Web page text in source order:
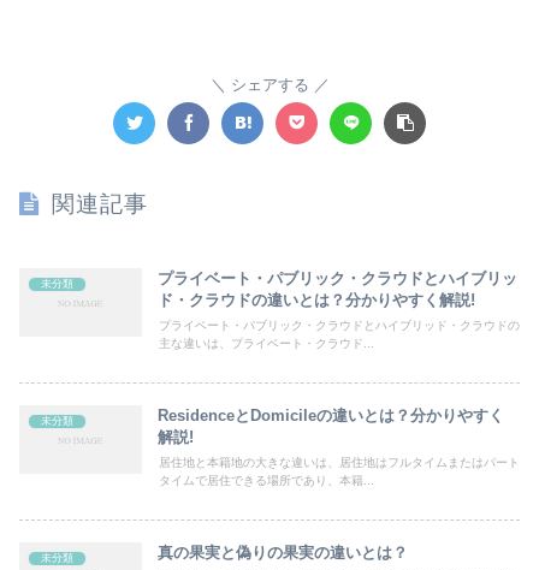
シェアする
関連記事
未分類
プライベート・パブリック・クラウドとハイブリッ
ド・クラウドの違いとは？分かりやすく解説!
プライベート・パブリック・クラウドとハイブリッド・クラウドの
主な違いは、プライベート・クラウド...
未分類
ResidenceとDomicileの違いとは？分かりやすく
解説!
居住地と本籍地の大きな違いは、居住地はフルタイムまたはパート
タイムで居住できる場所であり、本籍...
未分類 真の果実と偽りの果実の違いとは？